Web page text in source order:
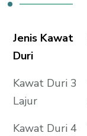
Jenis Kawat
Duri
Kawat Duri 3
Lajur
Kawat Duri 4